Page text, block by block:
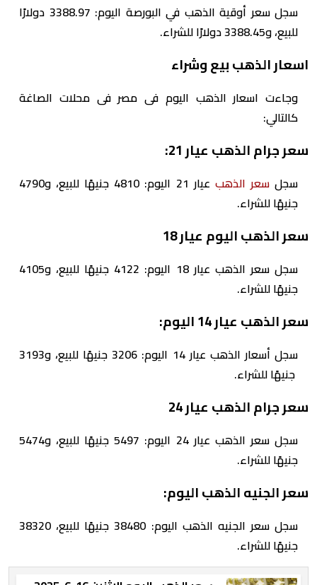
سجل سعر أوقية الذهب في البورصة اليوم: 3388.97 دولارًا
للبيع، و3388.45 دولارًا للشراء.
اسعار الذهب بيع وشراء
وجاءت اسعار الذهب اليوم فى مصر فى محلات الصاغة
كالتالي:
سعر جرام الذهب عيار 21:
سجلسعر الذهب
عيار 21 اليوم: 4810 جنيهًا للبيع، و4790
جنيهًا للشراء.
سعر الذهب اليوم عيار 18
سجل سعر الذهب عيار 18 اليوم: 4122 جنيهًا للبيع، و4105
جنيهًا للشراء.
سعر الذهب عيار 14 اليوم:
سجل أسعار الذهب عيار 14 اليوم: 3206 جنيهًا للبيع، و3193
جنيهًا للشراء.
سعر جرام الذهب عيار 24
سجل سعر الذهب عيار 24 اليوم: 5497 جنيهًا للبيع، و5474
جنيهًا للشراء.
سعر الجنيه الذهب اليوم:
سجل سعر الجنيه الذهب اليوم: 38480 جنيهًا للبيع، 38320
جنيهًا للشراء.